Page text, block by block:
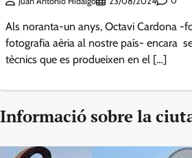
Als noranta-un anys, Octavi Cardona -
fotografia aèria al nostre país- encara
tècnics que es produeixen en el […]
Informació sobre la